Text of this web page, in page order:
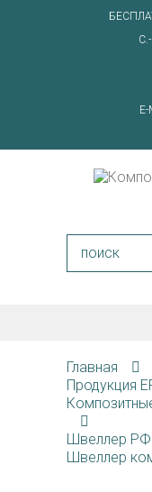
E-
Главная
Продукция
Швеллер РФ
Швеллер